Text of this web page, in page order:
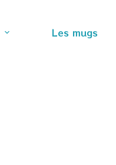
Les mugs